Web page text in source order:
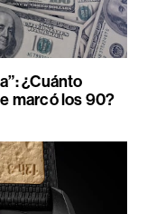
¿Cuánto
marcó los 90?